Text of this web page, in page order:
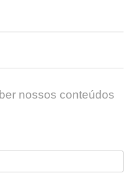
nossos conteúdos